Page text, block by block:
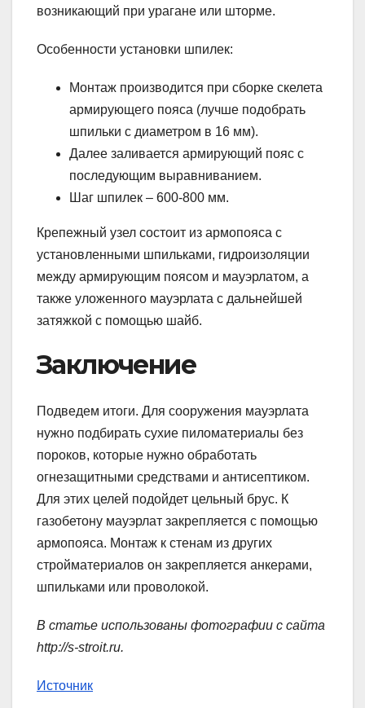
возникающий при урагане или шторме.
Особенности установки шпилек:
Монтаж производится при сборке скелета
армирующего пояса (лучше подобрать
шпильки с диаметром в 16 мм).
Далее заливается армирующий пояс с
последующим выравниванием.
Шаг шпилек – 600-800 мм.
Крепежный узел состоит из армопояса с
установленными шпильками, гидроизоляции
между армирующим поясом и мауэрлатом, а
также уложенного мауэрлата с дальнейшей
затяжкой с помощью шайб.
Заключение
Подведем итоги. Для сооружения мауэрлата
нужно подбирать сухие пиломатериалы без
пороков, которые нужно обработать
огнезащитными средствами и антисептиком.
Для этих целей подойдет цельный брус. К
газобетону мауэрлат закрепляется с помощью
армопояса. Монтаж к стенам из других
стройматериалов он закрепляется анкерами,
шпильками или проволокой.
В статье использованы фотографии с сайта
http://s-stroit.ru.
Источник